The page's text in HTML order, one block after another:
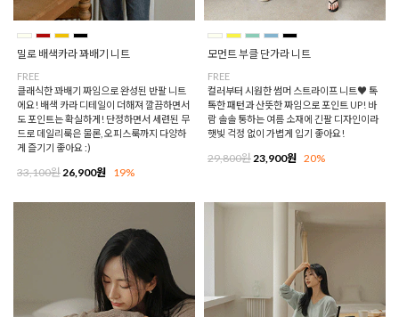
밀로 배색카라 꽈배기 니트
FREE
클래식한 꽈배기 짜임으로 완성된 반팔 니트
에요! 배색 카라 디테일이 더해져 깔끔하면서
도 포인트는 확실하게! 단정하면서 세련된 무
드로 데일리룩은 물론, 오피스룩까지 다양하
게 즐기기 좋아요 :)
33,100원26,900원 19%
모먼트 부클 단가라 니트
FREE
컬러부터 시원한 썸머 스트라이프 니트♥ 톡
톡한 패턴과 산뜻한 짜임으로 포인트 UP! 바
람 솔솔 통하는 여름 소재에 긴팔 디자인이라
햇빛 걱정 없이 가볍게 입기 좋아요!
29,800원23,900원 20%